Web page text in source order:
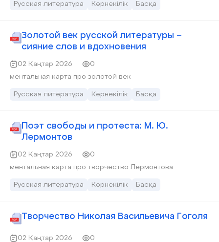
Русская литература Көрнекілік Басқа
Золотой век русской литературы –
сияние слов и вдохновения
02 Қаңтар 2026
0
ментальная карта про золотой век
Русская литература Көрнекілік Басқа
Поэт свободы и протеста: М. Ю.
Лермонтов
02 Қаңтар 2026
0
ментальная карта про творчество Лермонтова
Русская литература Көрнекілік Басқа
Творчество Николая Васильевича Гоголя
02 Қаңтар 2026
0